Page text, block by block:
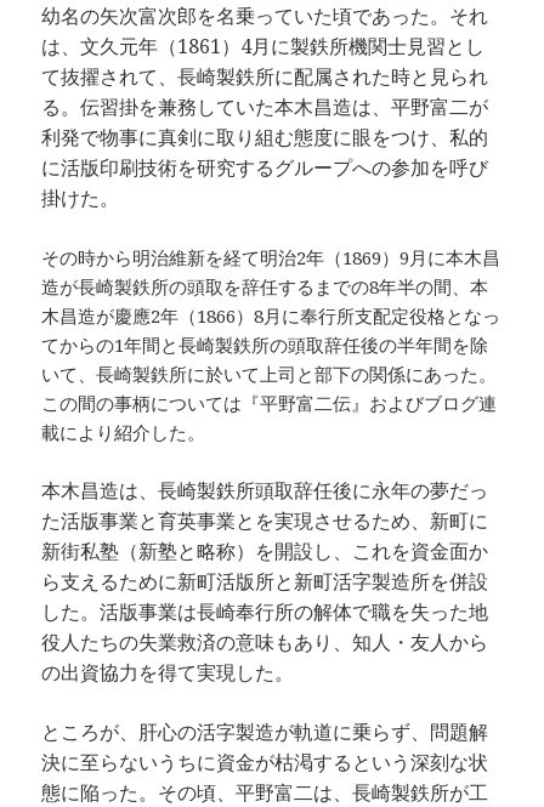
幼名の矢次富次郎を名乗っていた頃であった。それ
は、文久元年（1861）4月に製鉄所機関士見習とし
て抜擢されて、長崎製鉄所に配属された時と見られ
る。伝習掛を兼務していた本木昌造は、平野富二が
利発で物事に真剣に取り組む態度に眼をつけ、私的
に活版印刷技術を研究するグループへの参加を呼び
掛けた。
その時から明治維新を経て明治2年（1869）9月に本木昌
造が長崎製鉄所の頭取を辞任するまでの8年半の間、本
木昌造が慶應2年（1866）8月に奉行所支配定役格となっ
てからの1年間と長崎製鉄所の頭取辞任後の半年間を除
いて、長崎製鉄所に於いて上司と部下の関係にあった。
この間の事柄については『平野富二伝』およびブログ連
載により紹介した。
本木昌造は、長崎製鉄所頭取辞任後に永年の夢だっ
た活版事業と育英事業とを実現させるため、新町に
新街私塾（新塾と略称）を開設し、これを資金面か
ら支えるために新町活版所と新町活字製造所を併設
した。活版事業は長崎奉行所の解体で職を失った地
役人たちの失業救済の意味もあり、知人・友人から
の出資協力を得て実現した。
ところが、肝心の活字製造が軌道に乗らず、問題解
決に至らないうちに資金が枯渇するという深刻な状
態に陥った。その頃、平野富二は、長崎製鉄所が工